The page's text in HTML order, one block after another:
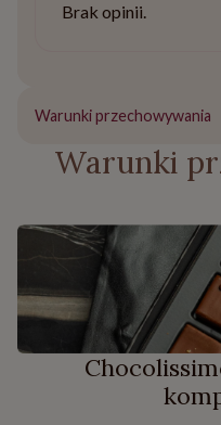
Brak opinii.
Warunki przechowywania
Warunki